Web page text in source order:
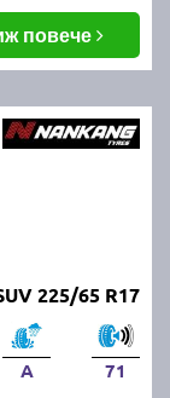
повече
225/65 R17
A 71